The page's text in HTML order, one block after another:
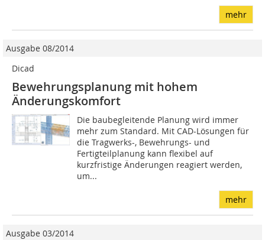
mehr
Ausgabe 08/2014
Dicad
Bewehrungsplanung mit hohem
Änderungskomfort
Die baubegleitende Planung wird immer
mehr zum Standard. Mit CAD-Lösungen für
die Tragwerks-, Bewehrungs- und
Fertigteilplanung kann flexibel auf
kurzfristige Änderungen reagiert werden,
um...
mehr
Ausgabe 03/2014